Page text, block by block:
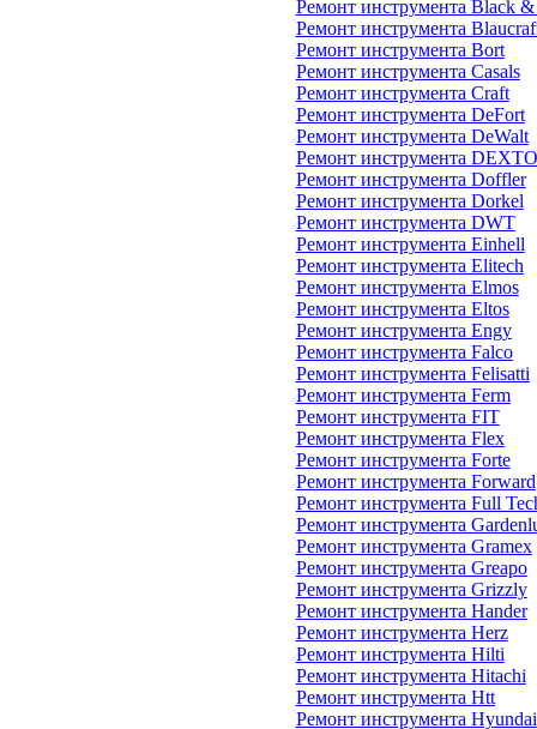
Ремонт инструмента Black
Ремонт инструмента
Ремонт инструмента Bort
Ремонт инструмента Casals
Ремонт инструмента Craft
Ремонт инструмента DeFort
Ремонт инструмента DeWalt
Ремонт инструмента
Ремонт инструмента Doffler
Ремонт инструмента Dorkel
Ремонт инструмента DWT
Ремонт инструмента Einhell
Ремонт инструмента Elitech
Ремонт инструмента Elmos
Ремонт инструмента Eltos
Ремонт инструмента Engy
Ремонт инструмента Falco
Ремонт инструмента Felisatti
Ремонт инструмента Ferm
Ремонт инструмента FIT
Ремонт инструмента Flex
Ремонт инструмента Forte
Ремонт инструмента Forward
Ремонт инструмента Full
Ремонт инструмента
Ремонт инструмента Gramex
Ремонт инструмента Greapo
Ремонт инструмента Grizzly
Ремонт инструмента Hander
Ремонт инструмента Herz
Ремонт инструмента Hilti
Ремонт инструмента Hitachi
Ремонт инструмента Htt
Ремонт инструмента Hyundai